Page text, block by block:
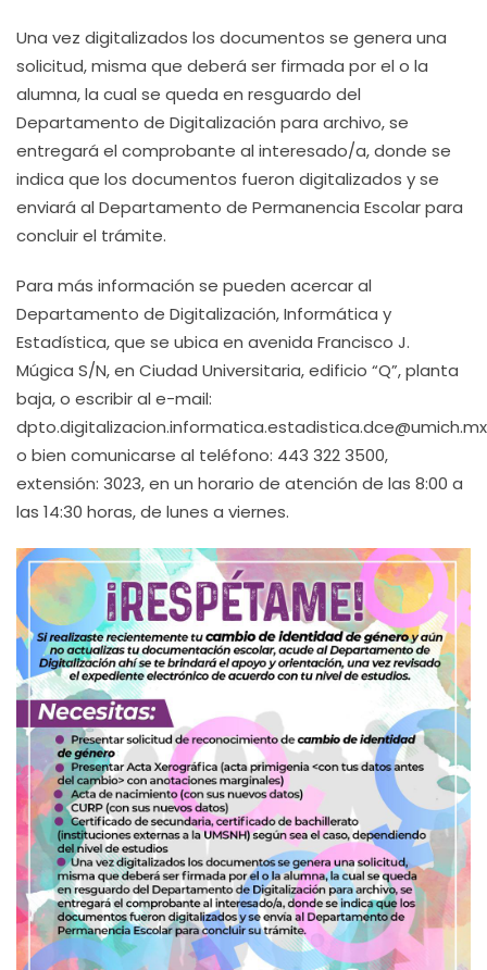
Una vez digitalizados los documentos se genera una
solicitud, misma que deberá ser firmada por el o la
alumna, la cual se queda en resguardo del
Departamento de Digitalización para archivo, se
entregará el comprobante al interesado/a, donde se
indica que los documentos fueron digitalizados y se
enviará al Departamento de Permanencia Escolar para
concluir el trámite.
Para más información se pueden acercar al
Departamento de Digitalización, Informática y
Estadística, que se ubica en avenida Francisco J.
Múgica S/N, en Ciudad Universitaria, edificio “Q”, planta
baja, o escribir al e-mail:
o bien comunicarse al teléfono: 443 322 3500,
extensión: 3023, en un horario de atención de las 8:00 a
las 14:30 horas, de lunes a viernes.